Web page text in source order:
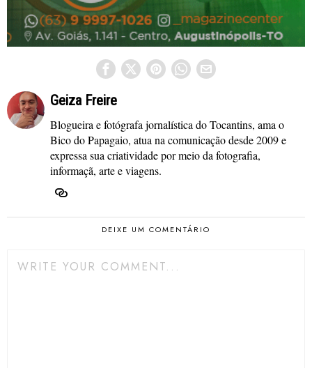
Geiza Freire
Blogueira e fotógrafa jornalística do Tocantins, ama o
Bico do Papagaio, atua na comunicação desde 2009 e
expressa sua criatividade por meio da fotografia,
informaçã, arte e viagens.
DEIXE UM COMENTÁRIO